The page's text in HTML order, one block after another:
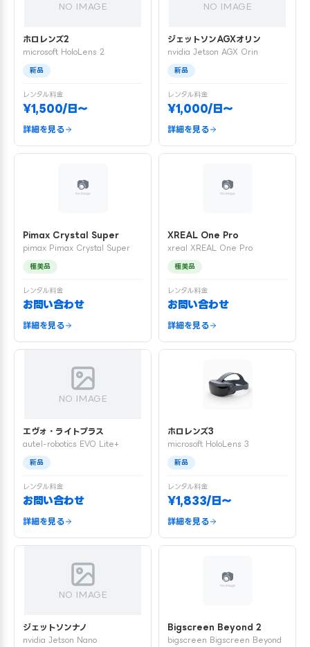
NO IMAGE
ホロレンズ2
microsoft HoloLens 2
新品
レンタル料金
¥1,500/日〜
詳細を見る
NO IMAGE
ジェットソンAGXオリン
nvidia Jetson AGX Orin
新品
レンタル料金
¥1,000/日〜
詳細を見る
Pimax Crystal Super
pimax Pimax Crystal Super
極美品
レンタル料金
お問い合わせ
詳細を見る
XREAL One Pro
xreal XREAL One Pro
極美品
レンタル料金
お問い合わせ
詳細を見る
NO IMAGE
エヴォ・ライトプラス
autel-robotics EVO Lite+
新品
レンタル料金
お問い合わせ
詳細を見る
ホロレンズ3
microsoft HoloLens 3
新品
レンタル料金
¥1,833/日〜
詳細を見る
NO IMAGE
ジェットソンナノ
nvidia Jetson Nano
Bigscreen Beyond 2
bigscreen Bigscreen Beyond